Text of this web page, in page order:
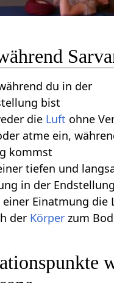
du in der
bist
die Luft ohne
atme ein,
kommst
tiefen und
in der Endstellung
einer Einatmung die
der Körperzum